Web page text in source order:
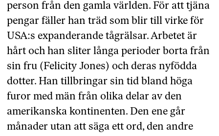
person från den gamla världen. För att tjäna
pengar fäller han träd som blir till virke för
USA:s expanderande tågrälsar. Arbetet är
hårt och han sliter långa perioder borta från
sin fru (Felicity Jones) och deras nyfödda
dotter. Han tillbringar sin tid bland höga
furor med män från olika delar av den
amerikanska kontinenten. Den ene går
månader utan att säga ett ord, den andre